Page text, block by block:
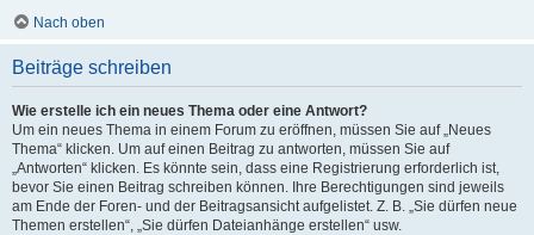
Nach oben
Beiträge schreiben
Wie erstelle ich ein neues Thema oder eine Antwort?
Um ein neues Thema in einem Forum zu eröffnen, müssen Sie auf „Neues
Thema“ klicken. Um auf einen Beitrag zu antworten, müssen Sie auf
„Antworten“ klicken. Es könnte sein, dass eine Registrierung erforderlich ist,
bevor Sie einen Beitrag schreiben können. Ihre Berechtigungen sind jeweils
am Ende der Foren- und der Beitragsansicht aufgelistet. Z. B. „Sie dürfen neue
Themen erstellen“, „Sie dürfen Dateianhänge erstellen“ usw.